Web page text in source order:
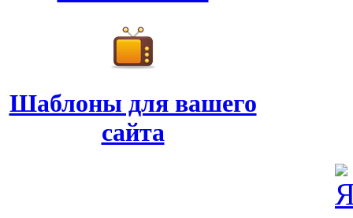
Шаблоны для вашего
сайта